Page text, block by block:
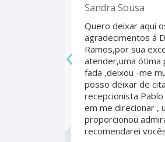
Sandra Sousa
Quero deixar aqui
agradecimentos á
Ramos,por sua
atender,uma ótima
fada ,deixou -me
posso deixar de
recepcionista
em me direcionar ,
proporcionou
recomendarei
‹